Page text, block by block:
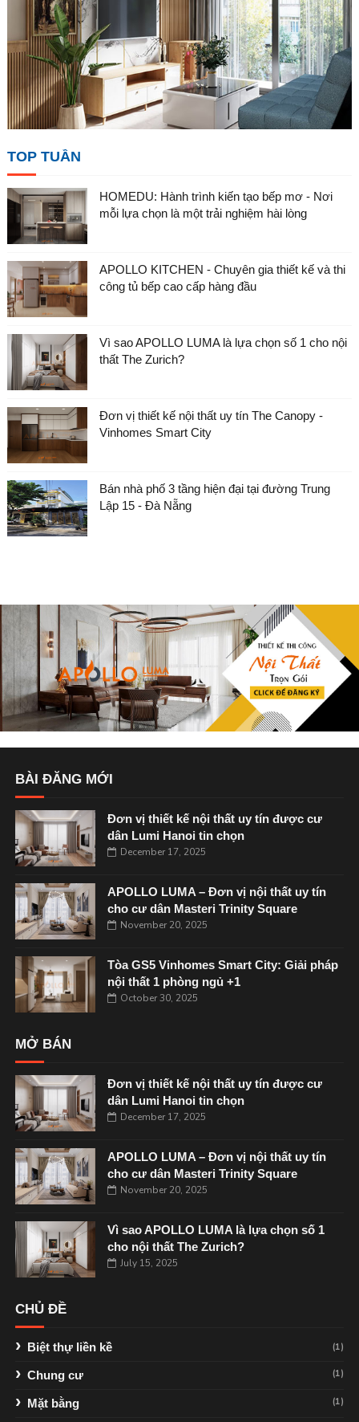
TOP TUẦN
HOMEDU: Hành trình kiến tạo bếp mơ - Nơi
mỗi lựa chọn là một trải nghiệm hài lòng
APOLLO KITCHEN - Chuyên gia thiết kế và thi
công tủ bếp cao cấp hàng đầu
Vì sao APOLLO LUMA là lựa chọn số 1 cho nội
thất The Zurich?
Đơn vị thiết kế nội thất uy tín The Canopy -
Vinhomes Smart City
Bán nhà phố 3 tầng hiện đại tại đường Trung
Lập 15 - Đà Nẵng
BÀI ĐĂNG MỚI
Đơn vị thiết kế nội thất uy tín được cư
dân Lumi Hanoi tin chọn
December 17, 2025
APOLLO LUMA – Đơn vị nội thất uy tín
cho cư dân Masteri Trinity Square
November 20, 2025
Tòa GS5 Vinhomes Smart City: Giải pháp
nội thất 1 phòng ngủ +1
October 30, 2025
MỞ BÁN
Đơn vị thiết kế nội thất uy tín được cư
dân Lumi Hanoi tin chọn
December 17, 2025
APOLLO LUMA – Đơn vị nội thất uy tín
cho cư dân Masteri Trinity Square
November 20, 2025
Vì sao APOLLO LUMA là lựa chọn số 1
cho nội thất The Zurich?
July 15, 2025
CHỦ ĐỀ
Biệt thự liền kề (1)
Chung cư (1)
Mặt bằng (1)